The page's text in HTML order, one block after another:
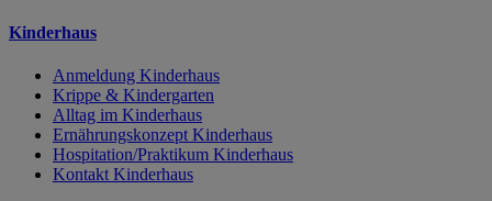
Kinderhaus
Anmeldung Kinderhaus
Krippe & Kindergarten
Alltag im Kinderhaus
Ernährungskonzept Kinderhaus
Hospitation/Praktikum Kinderhaus
Kontakt Kinderhaus